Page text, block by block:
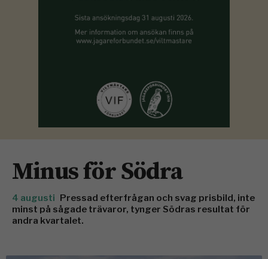
Minus för Södra
4 augusti Pressad efterfrågan och svag prisbild, inte
minst på sågade trävaror, tynger Södras resultat för
andra kvartalet.